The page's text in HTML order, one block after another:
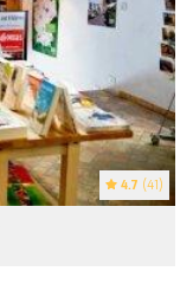
4.7 (41)